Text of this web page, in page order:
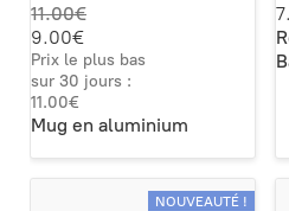
11.00€
9.00€
Prix le plus bas
sur 30 jours :
11.00€
Mug en aluminium
NOUVEAUTÉ !